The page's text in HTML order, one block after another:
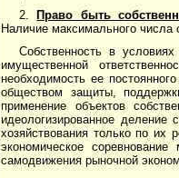
2.
Право быть
Наличие максимального числа
Собственность в
имущественной
необходимость ее
обществом защиты,
применение объектов
идеологизированное деление
хозяйствования только по их
экономическое
самодвижения рыночной